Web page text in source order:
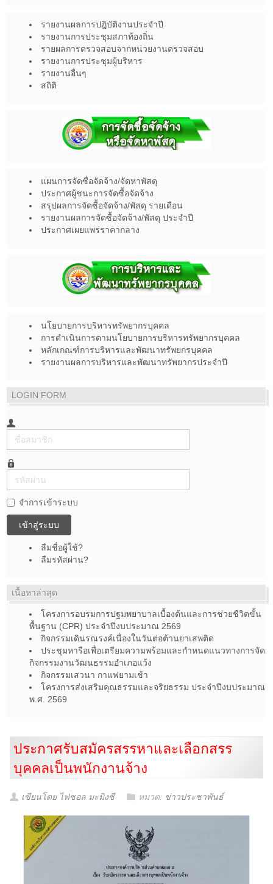
รายงานผลการปฎิบัติงานประจำปี
รายงานการประชุมสภาท้องถิ่น
รายผลการตรวจสอบจากหน่วยงานตรวจสอบ
รายงานการประชุมผู้บริหาร
รายงานอื่นๆ
สถิติ
แผนการจัดซื่อจัดจ้าง/จัดหาพัสดุ
ประกาศผู้ชนะการจัดซื้อจัดจ้าง
สรุปผลการจัดซื้อจัดจ้าง/พัสดุ รายเดือน
รายงานผลการจัดซื้อจัดจ้าง/พัสดุ ประจำปี
ประกาศเผยแพร่ราคากลาง
นโยบายการบริหารทรัพยากรบุคคล
การดำเนินการตามนโยบายการบริหารทรัพยากรบุคคล
หลักเกณฑ์การบริหารและพัฒนาทรัพยกรบุคคล
รายงานผลการบริหารและพัฒนาทรัพยากรประจำปี
LOGIN FORM
ชื่อ
สมาชิก
รหัส
ผ่าน
จำการเข้าระบบ
เข้าสู่ระบบ
ลืมชื่อผู้ใช้?
ลืมรหัสผ่าน?
เนื้อหาล่าสุด
โครงการอบรมการปฐมพยาบาลเบื้องต้นและการช่วยชีวิตขั้น
พื้นฐาน (CPR) ประจำปีงบประมาณ 2569
กิจกรรมเดินรณรงค์เนื่องในวันต่อต้านยาเสพติด
ประชุมหารือเพื่อเตรียมความพร้อมและกำหนดแนวทางการจัด
กิจกรรมงานวัฒนธรรมอำเภอแว้ง
กิจกรรมเสวนา กาแฟยามเช้า
โครงการส่งเสริมคุณธรรมและจริยธรรม ประจำปีงบประมาณ
พ.ศ. 2569
ประกาศรับสมัครสรรหาและเลือกสรร
บุคคลเป็นพนักงานจ้าง
เขียนโดย ไฟซอล มะมิงซี หมวด: ข่าวประชาพันธ์